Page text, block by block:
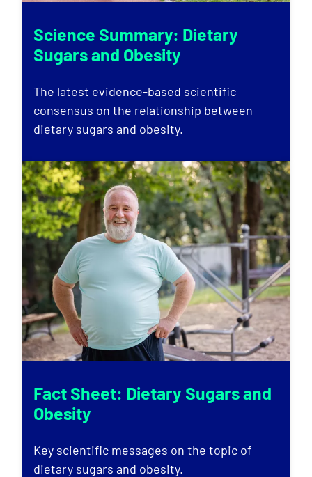
Science Summary: Dietary
Sugars and Obesity
The latest evidence-based scientific
consensus on the relationship between
dietary sugars and obesity.
Fact Sheet: Dietary Sugars and
Obesity
Key scientific messages on the topic of
dietary sugars and obesity.